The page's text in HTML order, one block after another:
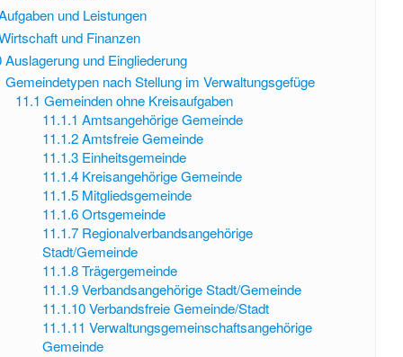
und Leistungen
und Finanzen
Auslagerung und Eingliederung
Gemeindetypen nach Stellung im Verwaltungsgefüge
11.1 Gemeinden ohne Kreisaufgaben
11.1.1 Amtsangehörige Gemeinde
11.1.2Amtsfreie Gemeinde
11.1.3 Einheitsgemeinde
11.1.4 Kreisangehörige Gemeinde
11.1.5 Mitgliedsgemeinde
11.1.6Ortsgemeinde
11.1.7 Regionalverbandsangehörige
Stadt/Gemeinde
11.1.8Trägergemeinde
11.1.9Verbandsangehörige Stadt/Gemeinde
11.1.10Verbandsfreie Gemeinde/Stadt
11.1.11 Verwaltungsgemeinschaftsangehörige
Gemeinde